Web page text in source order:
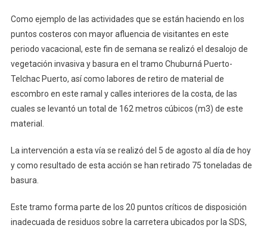
Como ejemplo de las actividades que se están haciendo en los
puntos costeros con mayor afluencia de visitantes en este
periodo vacacional, este fin de semana se realizó el desalojo de
vegetación invasiva y basura en el tramo Chuburná Puerto-
Telchac Puerto, así como labores de retiro de material de
escombro en este ramal y calles interiores de la costa, de las
cuales se levantó un total de 162 metros cúbicos (m3) de este
material.
La intervención a esta vía se realizó del 5 de agosto al día de hoy
y como resultado de esta acción se han retirado 75 toneladas de
basura.
Este tramo forma parte de los 20 puntos críticos de disposición
inadecuada de residuos sobre la carretera ubicados por la SDS,